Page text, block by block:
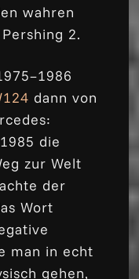
wahren
2.
dann von
die
zur Welt
der
Wort
man in echt
gehen,